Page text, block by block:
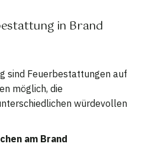
in Brand
sind Feuerbestattungen auf
möglich, die
würdevollen
am Brand